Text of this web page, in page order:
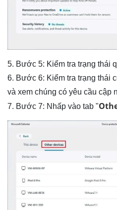
5. Bước 5: Kiểm tra trạng thái
6. Bước 6: Kiểm tra trạng thái
và xem chúng có yêu cầu cập
7. Bước 7: Nhấp vào tab "